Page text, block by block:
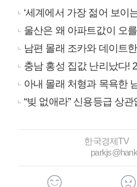
‘세계에서 가장 젊어 보이
울산은 왜 아파트값이 오
남편 몰래 조카와 데이트
충남 홍성 집값 난리났다!
아내 몰래 처형과 목욕한
“빚 없애라” 신용등급 상
한국경제TV